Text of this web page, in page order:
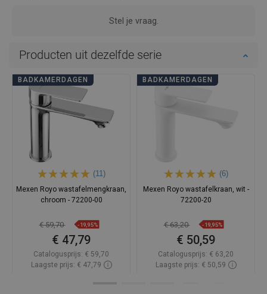
Stel je vraag.
Producten uit dezelfde serie
BADKAMERDAGEN
(11)
Mexen Royo wastafelmengkraan,
chroom - 72200-00
€ 59,70 -19,95%
€ 47,79
Catalogusprijs: € 59,70
Laagste prijs: € 47,79
BADKAMERDAGEN
(6)
Mexen Royo wastafelkraan, wit -
72200-20
€ 63,20 -19,95%
€ 50,59
Catalogusprijs: € 63,20
Laagste prijs: € 50,59